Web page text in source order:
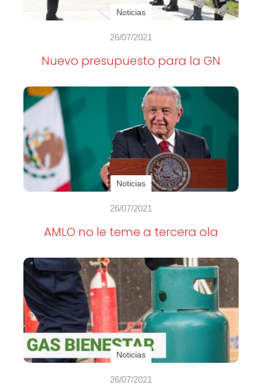
Noticias
26/07/2021
Nuevo presupuesto para la GN
Noticias
26/07/2021
AMLO no le teme a tercera ola
Noticias
26/07/2021